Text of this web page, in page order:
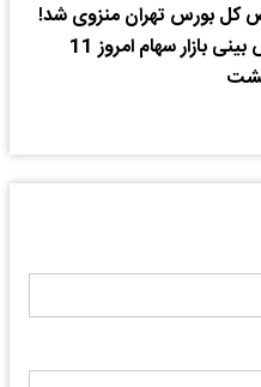
کل بورس تهران منزوی شد!
/ پیش بینی بازار سهام امروز 11